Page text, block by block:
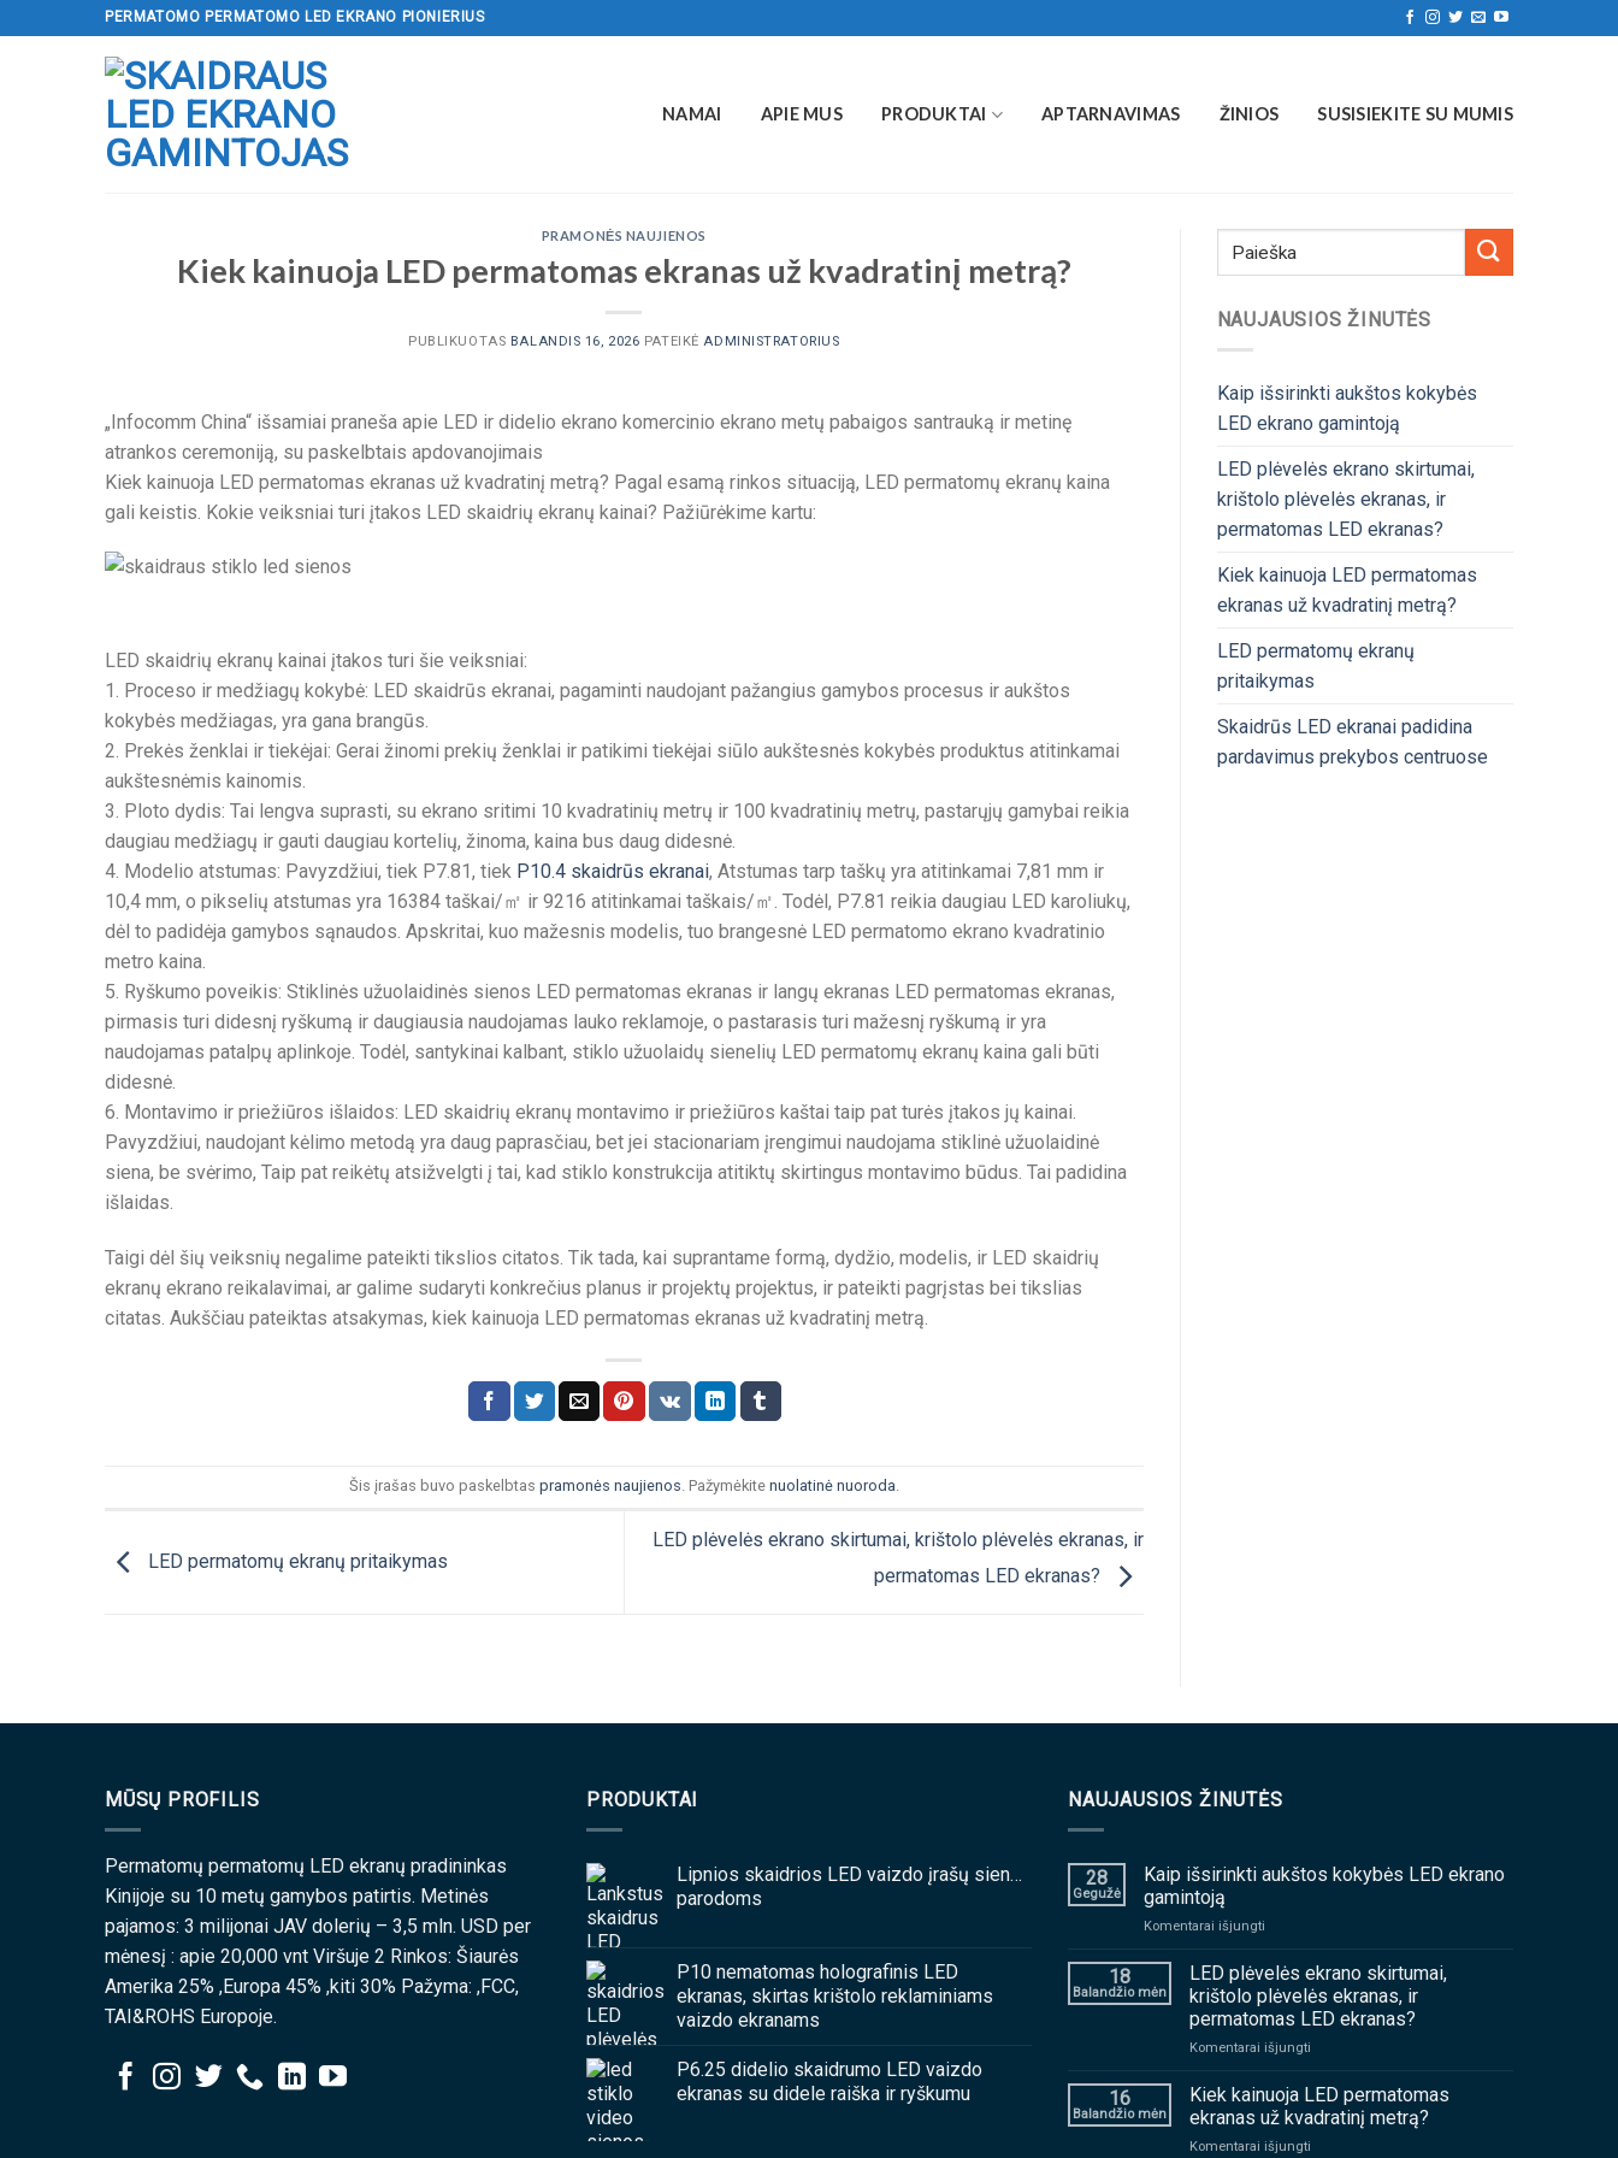
prie
PERMATOMO PERMATOMO LED EKRANO PIONIERIUS
NAMAI APIE MUS PRODUKTAI APTARNAVIMAS ŽINIOS SUSISIEKITE SU MUMIS
PRAMONĖS NAUJIENOS
Kiek kainuoja LED permatomas ekranas už kvadratinį metrą?
PUBLIKUOTAS BALANDIS 16, 2026 PATEIKĖ ADMINISTRATORIUS
„Infocomm China“ išsamiai praneša apie LED ir didelio ekrano komercinio ekrano metų pabaigos santrauką ir metinę
atrankos ceremoniją, su paskelbtais apdovanojimais
Kiek kainuoja LED permatomas ekranas už kvadratinį metrą? Pagal esamą rinkos situaciją, LED permatomų ekranų kaina
gali keistis. Kokie veiksniai turi įtakos LED skaidrių ekranų kainai? Pažiūrėkime kartu:
LED skaidrių ekranų kainai įtakos turi šie veiksniai:
1. Proceso ir medžiagų kokybė: LED skaidrūs ekranai, pagaminti naudojant pažangius gamybos procesus ir aukštos
kokybės medžiagas, yra gana brangūs.
2. Prekės ženklai ir tiekėjai: Gerai žinomi prekių ženklai ir patikimi tiekėjai siūlo aukštesnės kokybės produktus atitinkamai
aukštesnėmis kainomis.
3. Ploto dydis: Tai lengva suprasti, su ekrano sritimi 10 kvadratinių metrų ir 100 kvadratinių metrų, pastarųjų gamybai reikia
daugiau medžiagų ir gauti daugiau kortelių, žinoma, kaina bus daug didesnė.
4. Modelio atstumas: Pavyzdžiui, tiek P7.81, tiek P10.4 skaidrūs ekranai, Atstumas tarp taškų yra atitinkamai 7,81 mm ir
10,4 mm, o pikselių atstumas yra 16384 taškai/㎡ ir 9216 atitinkamai taškais/㎡. Todėl, P7.81 reikia daugiau LED karoliukų,
dėl to padidėja gamybos sąnaudos. Apskritai, kuo mažesnis modelis, tuo brangesnė LED permatomo ekrano kvadratinio
metro kaina.
5. Ryškumo poveikis: Stiklinės užuolaidinės sienos LED permatomas ekranas ir langų ekranas LED permatomas ekranas,
pirmasis turi didesnį ryškumą ir daugiausia naudojamas lauko reklamoje, o pastarasis turi mažesnį ryškumą ir yra
naudojamas patalpų aplinkoje. Todėl, santykinai kalbant, stiklo užuolaidų sienelių LED permatomų ekranų kaina gali būti
didesnė.
6. Montavimo ir priežiūros išlaidos: LED skaidrių ekranų montavimo ir priežiūros kaštai taip pat turės įtakos jų kainai.
Pavyzdžiui, naudojant kėlimo metodą yra daug paprasčiau, bet jei stacionariam įrengimui naudojama stiklinė užuolaidinė
siena, be svėrimo, Taip pat reikėtų atsižvelgti į tai, kad stiklo konstrukcija atitiktų skirtingus montavimo būdus. Tai padidina
išlaidas.
Taigi dėl šių veiksnių negalime pateikti tikslios citatos. Tik tada, kai suprantame formą, dydžio, modelis, ir LED skaidrių
ekranų ekrano reikalavimai, ar galime sudaryti konkrečius planus ir projektų projektus, ir pateikti pagrįstas bei tikslias
citatas. Aukščiau pateiktas atsakymas, kiek kainuoja LED permatomas ekranas už kvadratinį metrą.
Šis įrašas buvo paskelbtas pramonės naujienos. Pažymėkite nuolatinė nuoroda.
LED permatomų ekranų pritaikymas
LED plėvelės ekrano skirtumai, krištolo plėvelės ekranas, ir
permatomas LED ekranas?
NAUJAUSIOS ŽINUTĖS
Kaip išsirinkti aukštos kokybės
LED ekrano gamintoją
LED plėvelės ekrano skirtumai,
krištolo plėvelės ekranas, ir
permatomas LED ekranas?
Kiek kainuoja LED permatomas
ekranas už kvadratinį metrą?
LED permatomų ekranų
pritaikymas
Skaidrūs LED ekranai padidina
pardavimus prekybos centruose
MŪSŲ PROFILIS
Permatomų permatomų LED ekranų pradininkas
Kinijoje su 10 metų gamybos patirtis. Metinės
pajamos: 3 milijonai JAV dolerių – 3,5 mln. USD per
mėnesį : apie 20,000 vnt Viršuje 2 Rinkos: Šiaurės
Amerika 25% ,Europa 45% ,kiti 30% Pažyma: ,FCC,
TAI&ROHS Europoje.
PRODUKTAI
Lipnios skaidrios LED vaizdo įrašų sienos
parodoms
P10 nematomas holografinis LED
ekranas, skirtas krištolo reklaminiams
vaizdo ekranams
P6.25 didelio skaidrumo LED vaizdo
ekranas su didele raiška ir ryškumu
NAUJAUSIOS ŽINUTĖS
28
Gegužė
Kaip išsirinkti aukštos kokybės LED ekrano
gamintoją
Komentarai išjungtiant
išsirinkti
aukštos
kokybės
LED
ekrano
18
Balandžio mėn
LED plėvelės ekrano skirtumai,
krištolo plėvelės ekranas, ir
permatomas LED ekranas?
Komentarai išjungtiant
plėvelės
ekrano
skirtumai,
krištolo
16
Balandžio mėn
Kiek kainuoja LED permatomas
ekranas už kvadratinį metrą?
Komentarai išjungtiant